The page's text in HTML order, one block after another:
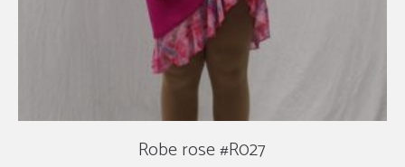
Robe rose #R027